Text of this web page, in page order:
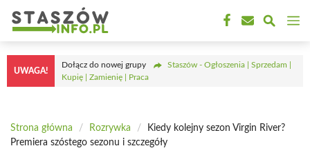
treści
UWAGA!
Dołącz do nowej grupy
Staszów - Ogłoszenia | Sprzedam |
Kupię | Zamienię | Praca
Strona główna / Rozrywka /
Kiedy kolejny sezon Virgin River?
Premiera szóstego sezonu i szczegóły